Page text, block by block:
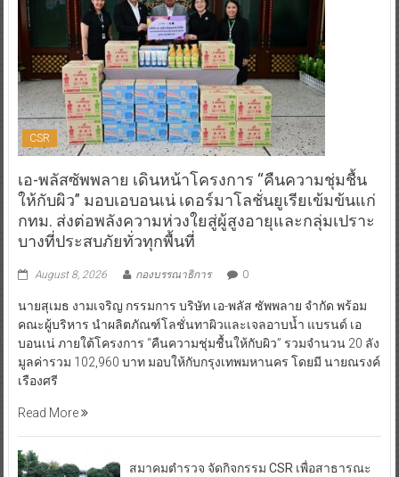
CSR
เอ-พลัสซัพพลาย เดินหน้าโครงการ “คืนความชุ่มชื้น
ให้กับผิว” มอบเอบอนเน่ เดอร์มาโลชั่นยูเรียเข้มข้นแก่
กทม. ส่งต่อพลังความห่วงใยสู่ผู้สูงอายุและกลุ่มเปราะ
บางที่ประสบภัยทั่วทุกพื้นที่
August 8, 2026 กองบรรณาธิการ 0
นายสุเมธ งามเจริญ กรรมการ บริษัท เอ-พลัส ซัพพลาย จำกัด พร้อม
คณะผู้บริหาร นำผลิตภัณฑ์โลชั่นทาผิวและเจลอาบน้ำ แบรนด์ เอ
บอนเน่ ภายใต้โครงการ “คืนความชุ่มชื้นให้กับผิว” รวมจำนวน 20 ลัง
มูลค่ารวม 102,960 บาท มอบให้กับกรุงเทพมหานคร โดยมี นายณรงค์
เรืองศรี
Read More
สมาคมตำรวจ จัดกิจกรรม CSR เพื่อสาธารณะ